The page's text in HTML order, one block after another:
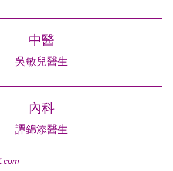
中醫
吳敏兒醫生
內科
譚錦添醫生